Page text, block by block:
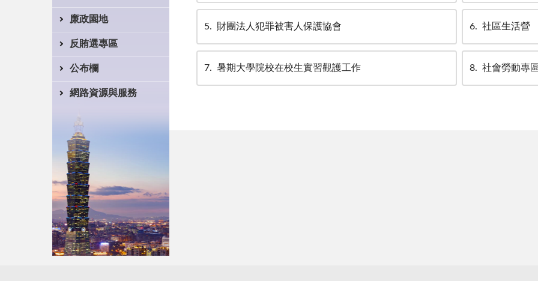
廉政園地
反賄選專區
公布欄
網路資源與服務
5 財團法人犯罪被害人保護協會 6 社區生活營
7 暑期大學院校在校生實習觀護工作 8 社會勞動專